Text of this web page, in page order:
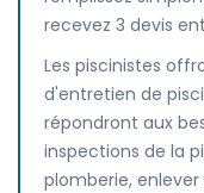
recevez 3 devis
Les piscinistes
d'entretien de
répondront aux
inspections de la
plomberie,